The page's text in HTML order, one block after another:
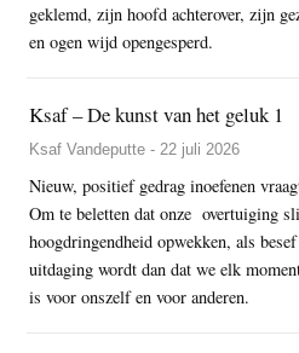
geklemd, zijn hoofd achterover, zijn
en ogen wijd opengesperd.
Ksaf – De kunst van het geluk 1
Ksaf Vandeputte - 22 juli 2026
Nieuw, positief gedrag inoefenen
Om te beletten dat onze overtuiging
hoogdringendheid opwekken, als
uitdaging wordt dan dat we elk
is voor onszelf en voor anderen.